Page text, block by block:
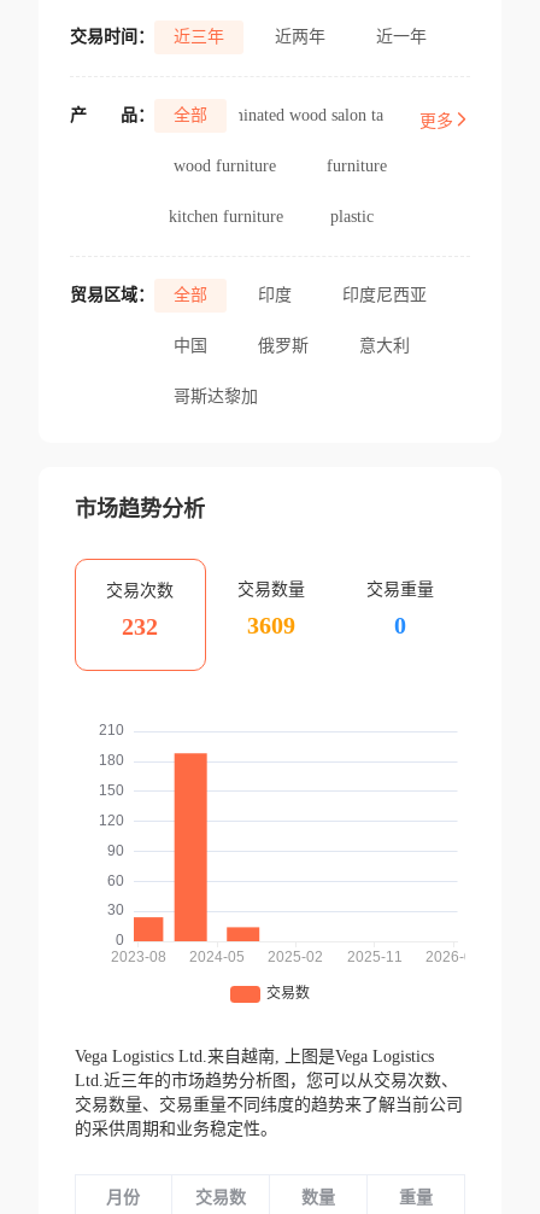
交易时间： 近三年 近两年 近一年
产 品： 全部 laminated wood salon table
wood furniture furniture
kitchen furniture plastic
更多
贸易区域： 全部 印度 印度尼西亚
中国 俄罗斯 意大利
哥斯达黎加
市场趋势分析
交易次数
232
交易数量
3609
交易重量
0
Vega Logistics Ltd.来自越南,
上图是Vega Logistics
Ltd.近三年的市场趋势分析图，您可以从交易次数、
交易数量、交易重量不同纬度的趋势来了解当前公司
的采供周期和业务稳定性。
月份 交易数 数量 重量